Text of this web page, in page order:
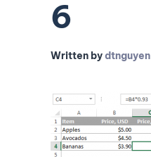
6
Written bydtnguyen